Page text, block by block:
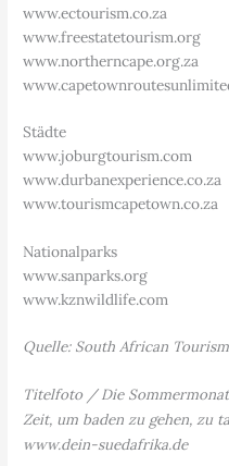
www.ectourism.co.za
www.freestatetourism.org
www.northerncape.org.za
Städte
www.joburgtourism.com
www.durbanexperience.co.za
www.tourismcapetown.co.za
Nationalparks
www.sanparks.org
www.kznwildlife.com
Quelle: South African Tourism
Titelfoto / Die
Zeit, um baden zu gehen, zu
www.dein-suedafrika.de